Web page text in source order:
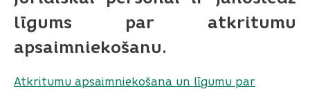
līgums par atkritumu
apsaimniekošanu.
Atkritumu apsaimniekošana un līgumu par